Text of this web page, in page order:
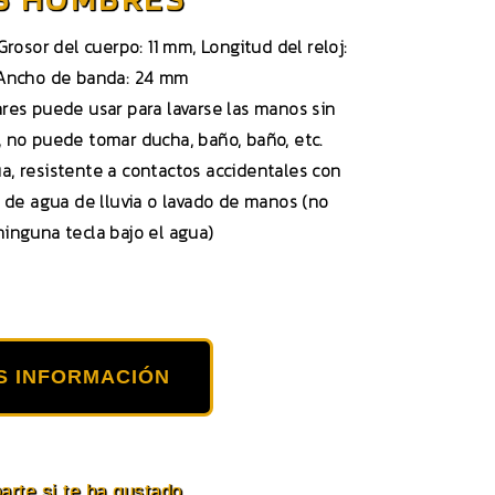
del cuerpo: 11 mm, Longitud del reloj:
de banda: 24 mm
puede usar para lavarse las manos sin
puede tomar ducha, baño, baño, etc.
resistente a contactos accidentales con
agua de lluvia o lavado de manos (no
tecla bajo el agua)
INFORMACIÓN